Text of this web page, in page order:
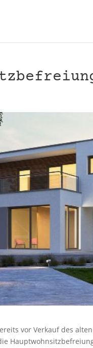
vor Verkauf des